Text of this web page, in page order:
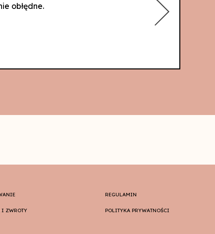
obłędne.
REGULAMIN
I ZWROTY POLITYKA PRYWATNOŚCI